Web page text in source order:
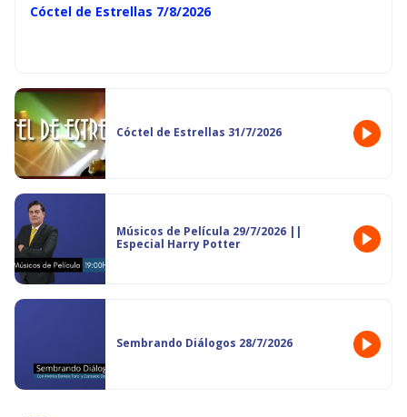
Cóctel de Estrellas 7/8/2026
Cóctel de Estrellas 31/7/2026
Músicos de Película 29/7/2026 ||
Especial Harry Potter
Sembrando Diálogos 28/7/2026